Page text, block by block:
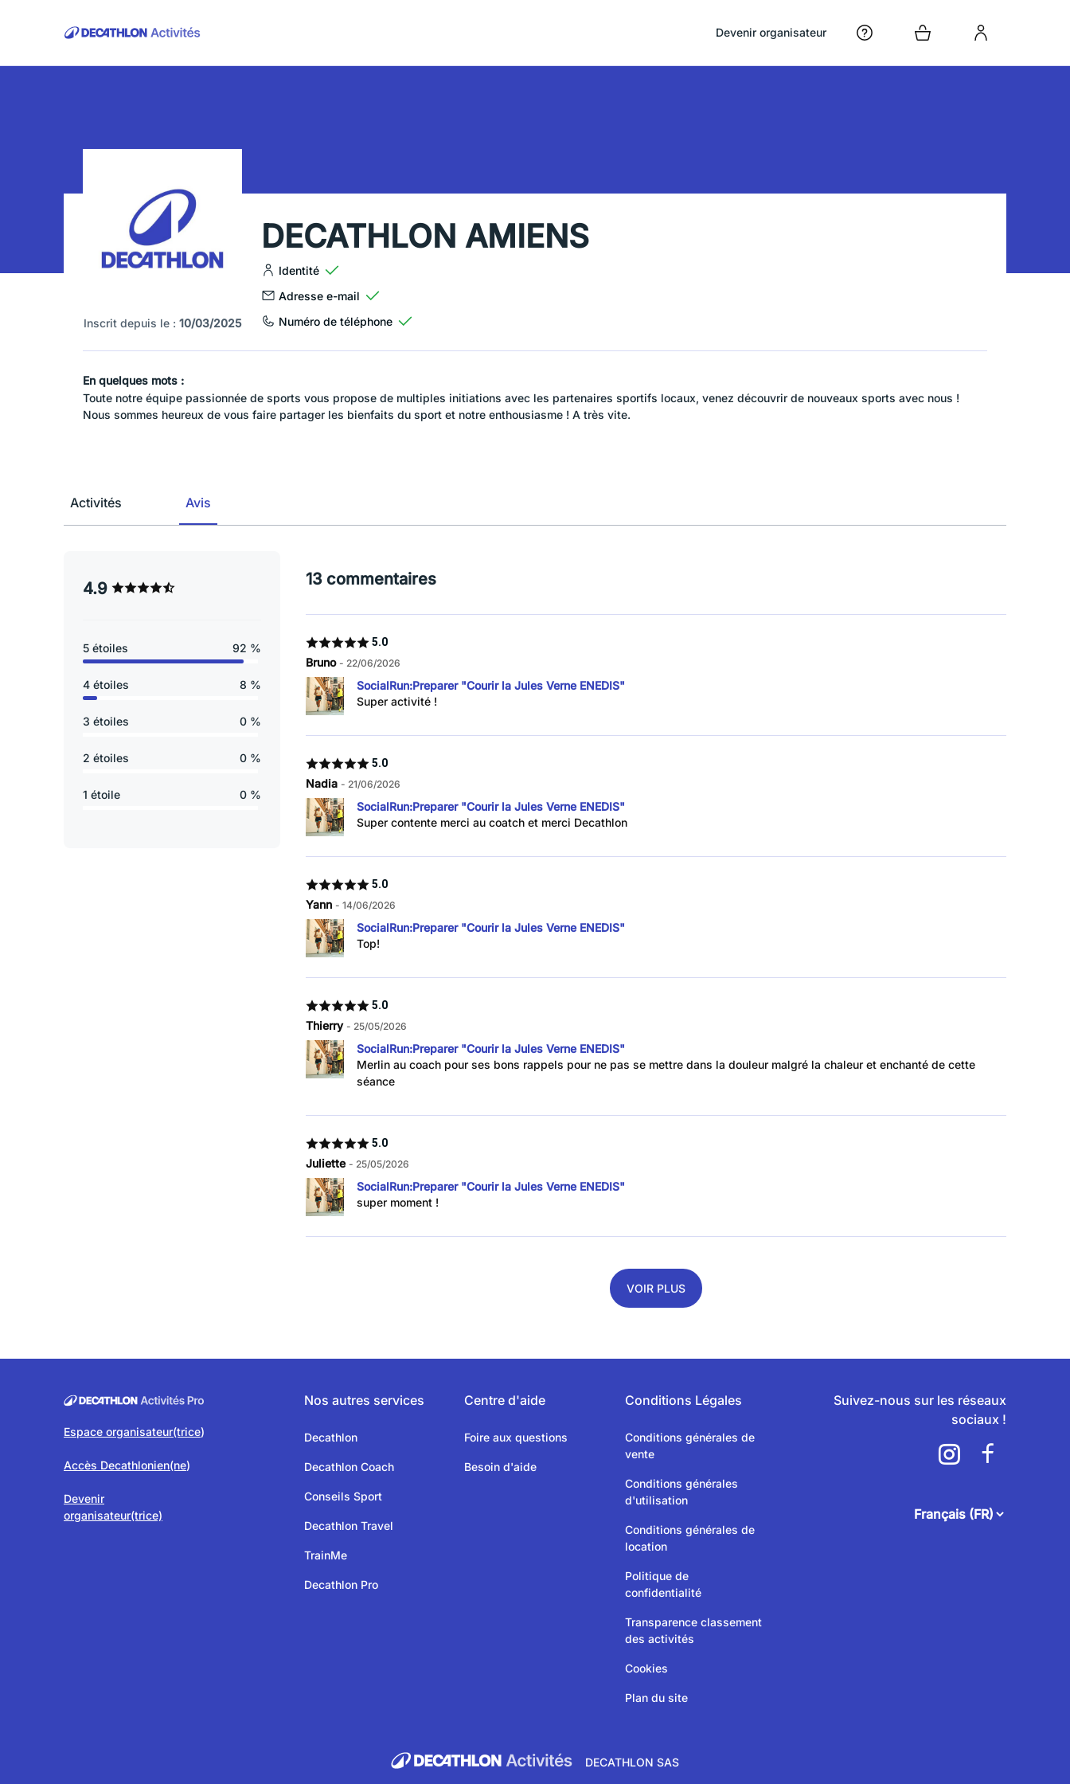
Devenir organisateur
Inscrit depuis le : 10/03/2025
DECATHLON AMIENS
Identité
Adresse e-mail
Numéro de téléphone
En quelques mots :
Toute notre équipe passionnée de sports vous propose de multiples initiations avec les partenaires sportifs locaux, venez découvrir de nouveaux sports avec nous !
Nous sommes heureux de vous faire partager les bienfaits du sport et notre enthousiasme ! A très vite.
Activités Avis
4.9
5 étoiles 92 %
4 étoiles 8 %
3 étoiles 0 %
2 étoiles 0 %
1 étoile 0 %
13 commentaires
5.0
Bruno - 22/06/2026
SocialRun:Preparer "Courir la Jules Verne ENEDIS"
Super activité !
5.0
Nadia - 21/06/2026
SocialRun:Preparer "Courir la Jules Verne ENEDIS"
Super contente merci au coatch et merci Decathlon
5.0
Yann - 14/06/2026
SocialRun:Preparer "Courir la Jules Verne ENEDIS"
Top!
5.0
Thierry - 25/05/2026
SocialRun:Preparer "Courir la Jules Verne ENEDIS"
Merlin au coach pour ses bons rappels pour ne pas se mettre dans la douleur malgré la chaleur et enchanté de cette
séance
5.0
Juliette - 25/05/2026
SocialRun:Preparer "Courir la Jules Verne ENEDIS"
super moment !
VOIR PLUS
Espace organisateur(trice)
Accès Decathlonien(ne)
Devenir
organisateur(trice)
Nos autres services
Decathlon
Decathlon Coach
Conseils Sport
Decathlon Travel
TrainMe
Decathlon Pro
Centre d'aide
Foire aux questions
Besoin d'aide
Conditions Légales
Conditions générales de
vente
Conditions générales
d'utilisation
Conditions générales de
location
Politique de
confidentialité
Transparence classement
des activités
Cookies
Plan du site
Suivez-nous sur les réseaux
sociaux !
DECATHLON SAS